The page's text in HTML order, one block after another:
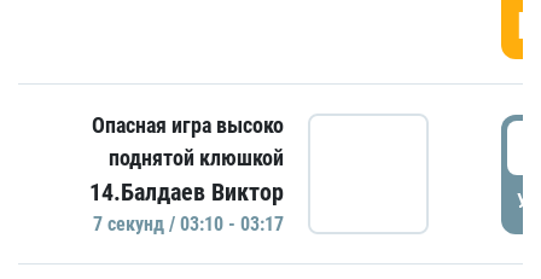
Опасная игра высоко
поднятой клюшкой
14.Балдаев Виктор
7 секунд / 03:10 - 03:17